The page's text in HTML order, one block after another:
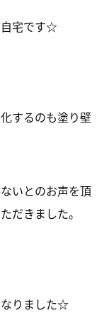
自宅です☆
するのも塗り壁
いとのお声を頂
だきました。
なりました☆